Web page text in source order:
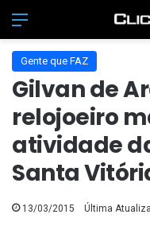
Gente que FAZ
Gilvan de
relojoeiro
atividade
Santa
13/03/2015 Última